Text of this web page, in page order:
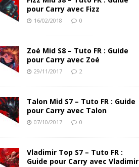
pour Carry avec Fizz
16/02/2018 0
Zoé Mid S8 – Tuto FR : Guide
pour Carry avec Zoé
29/11/2017 2
Talon Mid S7 – Tuto FR : Guide
pour Carry avec Talon
07/10/2017 0
Vladimir Top S7 – Tuto FR :
Guide pour Carry avec Vladimir